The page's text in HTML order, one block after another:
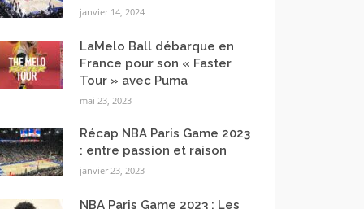
janvier 14, 2024
LaMelo Ball débarque en
France pour son « Faster
Tour » avec Puma
mai 23, 2023
Récap NBA Paris Game 2023
: entre passion et raison
janvier 23, 2023
NBA Paris Game 2023 : Les